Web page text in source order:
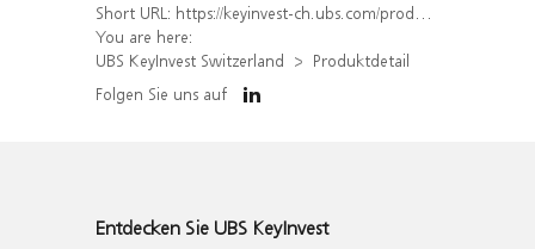
Short URL: https://keyinvest-ch.ubs.com/produkt/detail/index/isin/CH1577815652
You are here:
UBS KeyInvest Switzerland
Produktdetail
Folgen Sie uns auf
Entdecken Sie UBS KeyInvest